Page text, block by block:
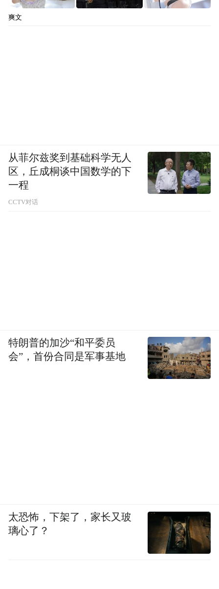
爽文
从菲尔兹奖到基础科学无人
区，丘成桐谈中国数学的下
一程
CCTV对话
特朗普的加沙“和平委员
会”，首份合同是军事基地
太恐怖，下架了，家长又玻
璃心了？